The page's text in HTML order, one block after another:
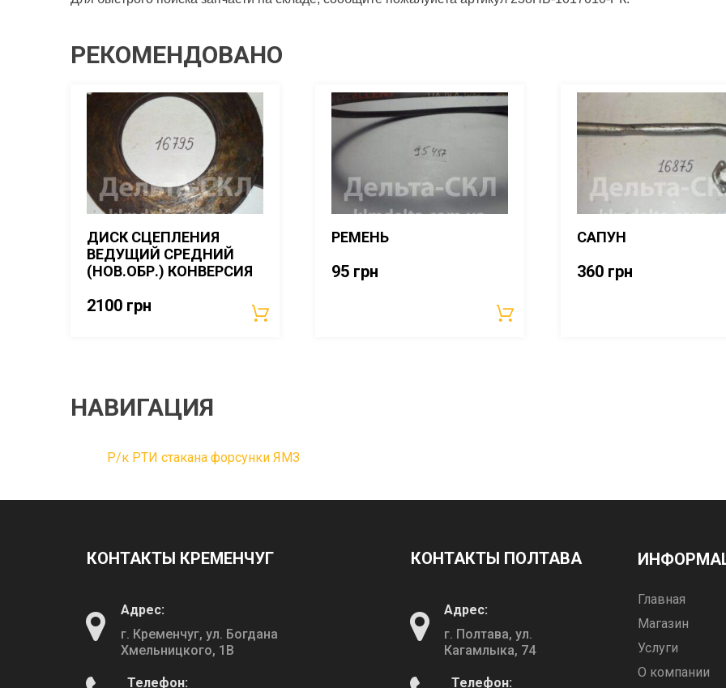
РЕКОМЕНДОВАНО
ДИСК СЦЕПЛЕНИЯ
ВЕДУЩИЙ СРЕДНИЙ
(НОВ.ОБР.) КОНВЕРСИЯ
2100 грн
РЕМЕНЬ
95 грн
САПУН
360 грн
НАВИГАЦИЯ
Р/к РТИ стакана форсунки ЯМЗ
КОНТАКТЫ КРЕМЕНЧУГ
Адрес:
г. Кременчуг, ул. Богдана
Хмельницкого, 1В
Телефон:
КОНТАКТЫ ПОЛТАВА
Адрес:
г. Полтава, ул.
Кагамлыка, 74
Телефон:
Главная
Магазин
Услуги
О компании